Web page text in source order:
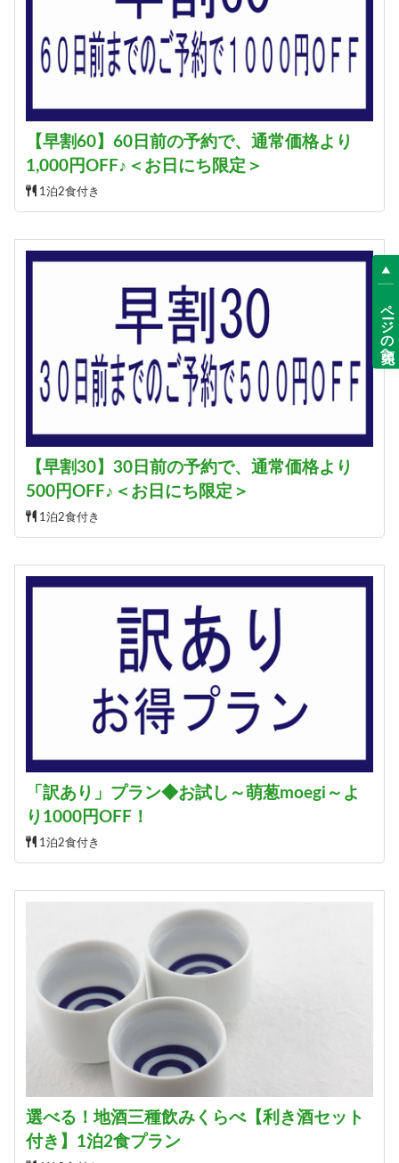
【早割60】60日前の予約で、通常価格より
1,000円OFF♪＜お日にち限定＞
1泊2食付き
【早割30】30日前の予約で、通常価格より
500円OFF♪＜お日にち限定＞
1泊2食付き
「訳あり」プラン◆お試し～萌葱moegi～よ
り1000円OFF！
1泊2食付き
選べる！地酒三種飲みくらべ【利き酒セット
付き】1泊2食プラン
ページの先頭へ